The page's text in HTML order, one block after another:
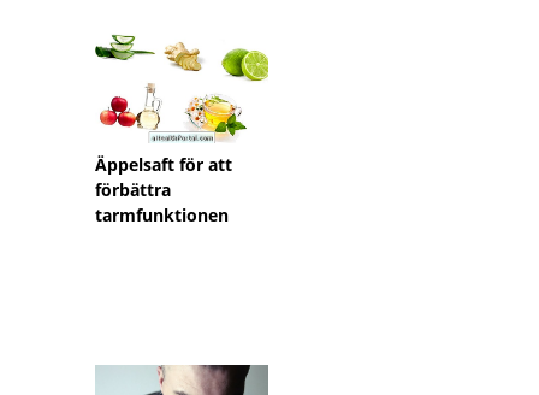
Äppelsaft för att
förbättra
tarmfunktionen